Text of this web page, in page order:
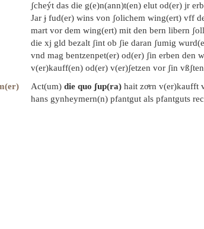
ʃcheýt das die g(e)n(ann)t(en) elut od(er) jr
Jar ɉ fud(er) wins von ʃolichem wing(ert) vff
mart vor dem wing(ert) mit den bern libern
die xj gld bezalt ʃint ob ʃie daran ʃumig
vnd mag bentzenpet(er) od(er) ʃin erben den
v(er)kauff(en) od(er) v(er)ʃetzen vor ʃin
Act(um) die quo ʃup(ra) hait zoͤrn v(er)kaufft
hans gynheymern(n) pfantgut als pfantguts